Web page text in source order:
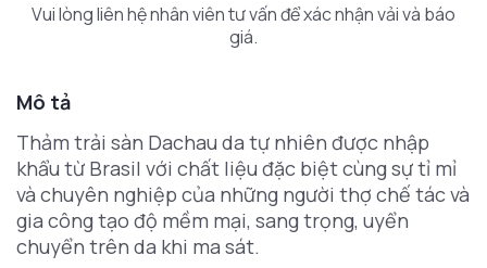
Vui lòng liên hệ nhân viên tư vấn để xác nhận vải và báo
giá.
Mô tả
Thảm trải sàn Dachau da tự nhiên được nhập
khẩu từ Brasil với chất liệu đặc biệt cùng sự tỉ mỉ
và chuyên nghiệp của những người thợ chế tác và
gia công tạo độ mềm mại, sang trọng, uyển
chuyển trên da khi ma sát.